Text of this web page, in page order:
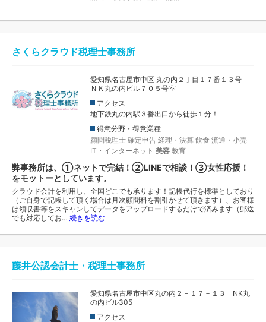
さくらクラウド税理士事務所
愛知県名古屋市中区 丸の内２丁目１７番１３号
ＮＫ丸の内ビル７０５号室
アクセス
地下鉄丸の内駅３番出口から徒歩１分！
得意分野・得意業種
顧問税理士 確定申告 経理・決算 飲食 流通・小売
IT・インターネット 美容 教育
弊事務所は、①ネットで完結！②LINEで相談！③女性応援！
をモットーとしています。
クラウド会計を利用し、全国どこでも承ります！記帳代行を標準としており
（ご自身で記帳して頂く場合は月次顧問料を割引かせて頂きます）、お客様
は領収書等をスキャンしてデータをアップロードするだけで済みます（郵送
でも対応してお… 続きを読む
藤井公認会計士・税理士事務所
愛知県名古屋市中区丸の内２－１７－１３ NK丸
の内ビル305
アクセス